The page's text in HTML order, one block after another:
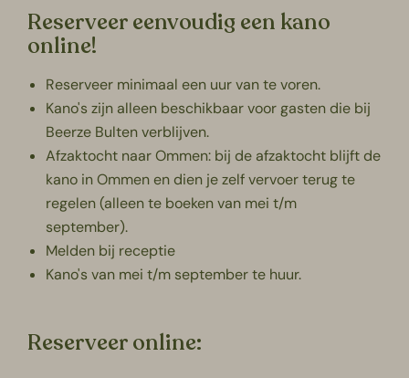
Reserveer eenvoudig een kano
online!
Reserveer minimaal een uur van te voren.
Kano's zijn alleen beschikbaar voor gasten die bij
Beerze Bulten verblijven.
Afzaktocht naar Ommen: bij de afzaktocht blijft de
kano in Ommen en dien je zelf vervoer terug te
regelen(alleen te boeken van mei t/m
september).
Melden bij receptie
Kano's van mei t/m september te huur.
Reserveer online: